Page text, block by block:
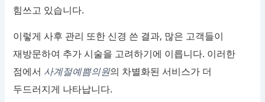
힘쓰고 있습니다.
이렇게 사후 관리 또한 신경 쓴 결과, 많은 고객들이
재방문하여 추가 시술을 고려하기에 이릅니다. 이러한
점에서 사계절예쁨의원의 차별화된 서비스가 더
두드러지게 나타납니다.